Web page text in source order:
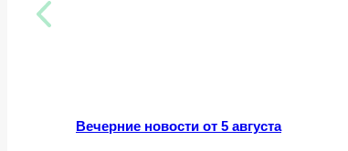
Вечерние новости от 5 августа